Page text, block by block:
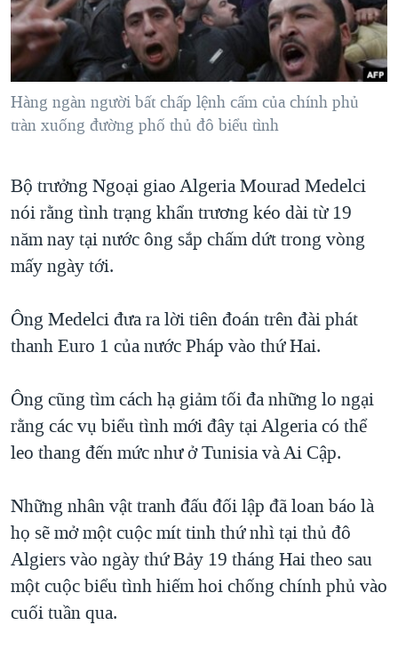
"Tìm"NGƯỜI VIỆT HẢI NGOẠI
ĐỜI SỐNG
KINH TẾ
KHOA HỌC
VĂN HOÁ
THỂ THAO
GIÁO DỤC
TẠI
HÀNH TRÌNH BẦU CỬ 2024
MỘT NĂM CHIẾN TRANH TẠI DẢI GAZA
GIẢI MÃ VÀNH ĐAI & CON ĐƯỜNG
NGÀY TỊ NẠN THẾ GIỚI
GROUND ZERO – XƯA VÀ NAY
CHI PHÍ CHIẾN TRANH AFGHANISTAN
CÁC GIÁ TRỊ CỘNG HÒA Ở VIỆT NAM
TRỊNH VĨNH BÌNH VS. CHÍNH PHỦ VIỆT NAM
NGƯ DÂN VIỆT VÀ LÀN SÓNG TRỘM HẢI SÂM
BÊN KIA QUỐC LỘ: TIẾNG VỌNG TỪ NÔNG THÔN MỸ
QUAN HỆ VIỆT MỸ
VIDEO
NGHE
MẠNG XÃ HỘI
Ngôn ngữ khác
Hàng ngàn người bất chấp lệnh cấm của chính phủ
tràn xuống đường phố thủ đô biểu tình
Bộ trưởng Ngoại giao Algeria Mourad Medelci
nói rằng tình trạng khẩn trương kéo dài từ 19
năm nay tại nước ông sắp chấm dứt trong vòng
mấy ngày tới.
Ông Medelci đưa ra lời tiên đoán trên đài phát
thanh Euro 1 của nước Pháp vào thứ Hai.
Ông cũng tìm cách hạ giảm tối đa những lo ngại
rằng các vụ biểu tình mới đây tại Algeria có thể
leo thang đến mức như ở Tunisia và Ai Cập.
Những nhân vật tranh đấu đối lập đã loan báo là
họ sẽ mở một cuộc mít tinh thứ nhì tại thủ đô
Algiers vào ngày thứ Bảy 19 tháng Hai theo sau
một cuộc biểu tình hiếm hoi chống chính phủ vào
cuối tuần qua.